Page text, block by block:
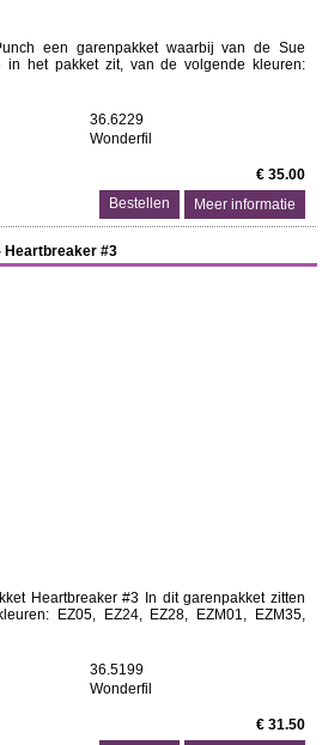
een garenpakket waarbij van de Sue
in het pakket zit, van de volgende kleuren:
36.6229
Wonderfil
€ 35.00
Meer informatie
Heartbreaker #3
Heartbreaker #3 In dit garenpakket zitten
EZ05, EZ24, EZ28, EZM01, EZM35,
36.5199
Wonderfil
€ 31.50